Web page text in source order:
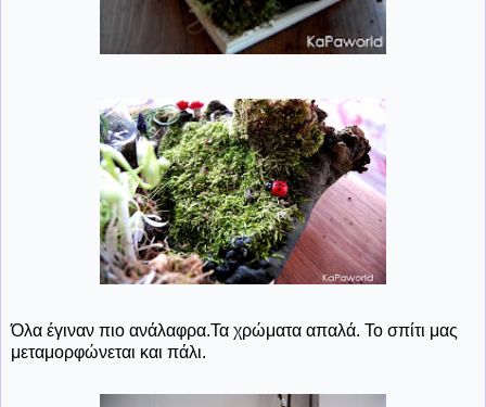
Όλα έγιναν πιο ανάλαφρα.Τα χρώματα απαλά. Το σπίτι μας
μεταμορφώνεται και πάλι.